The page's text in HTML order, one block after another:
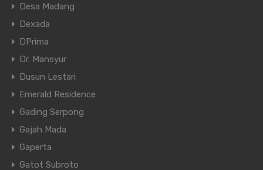
Desa Madang
Dexada
DPrima
Dr. Mansyur
Dusun Lestari
Emerald Residence
Gading Serpong
Gajah Mada
Gaperta
Gatot Subroto